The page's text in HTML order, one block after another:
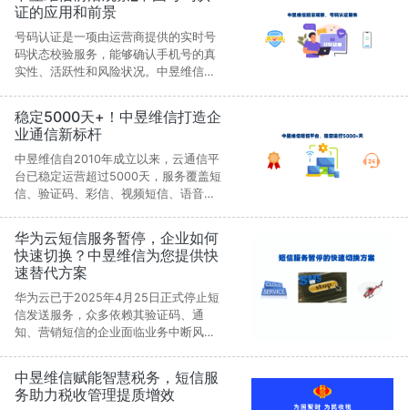
求。平台拥有15年行业经验与多重资质
认证，通信稳定合规，为企业打造高
效、便捷、全链路的沟通解决方案。
证的应用和前景
号码认证是一项由运营商提供的实时号
码状态校验服务，能够确认手机号的真
实性、活跃性和风险状况。中昱维信认
效防范虚假注册、批量欺诈和SIM卡劫
持。该技术已在金融交易、互联网注
册、出行服务和跨境通信等场景中得到
应用。尽管在接口标准和隐私合规方面
仍面临挑战，但随着标准化推进与多重
稳定5000天+！中昱维信打造企
业通信新标杆
中昱维信自2010年成立以来，云通信平
台已稳定运营超过5000天，服务覆盖短
信、验证码、彩信、视频短信、语音及
式架构与电信级数据中心，支持千万级
并发处理，直连三大运营商并覆盖全球
240+国家和地区。凭借自主研发、灵活
交付模式及极致用户体验，中昱维信赢
得金融、汽车、零售、游戏等行业万余
家客户的信赖，成为通信服务的专业标
杆。
华为云短信服务暂停，企业如何
快速切换？中昱维信为您提供快
速替代方案
华为云已于2025年4月25日正式停止短
信发送服务，众多依赖其验证码、通
知、营销短信的企业面临业务中断风
商，中昱维信熟悉其接口与场景，能提
供API兼容、手机App、Web端等全链路
短信解决方案，支持国内外多通道高可
中昱维信赋能智慧税务，短信服
务助力税收管理提质增效